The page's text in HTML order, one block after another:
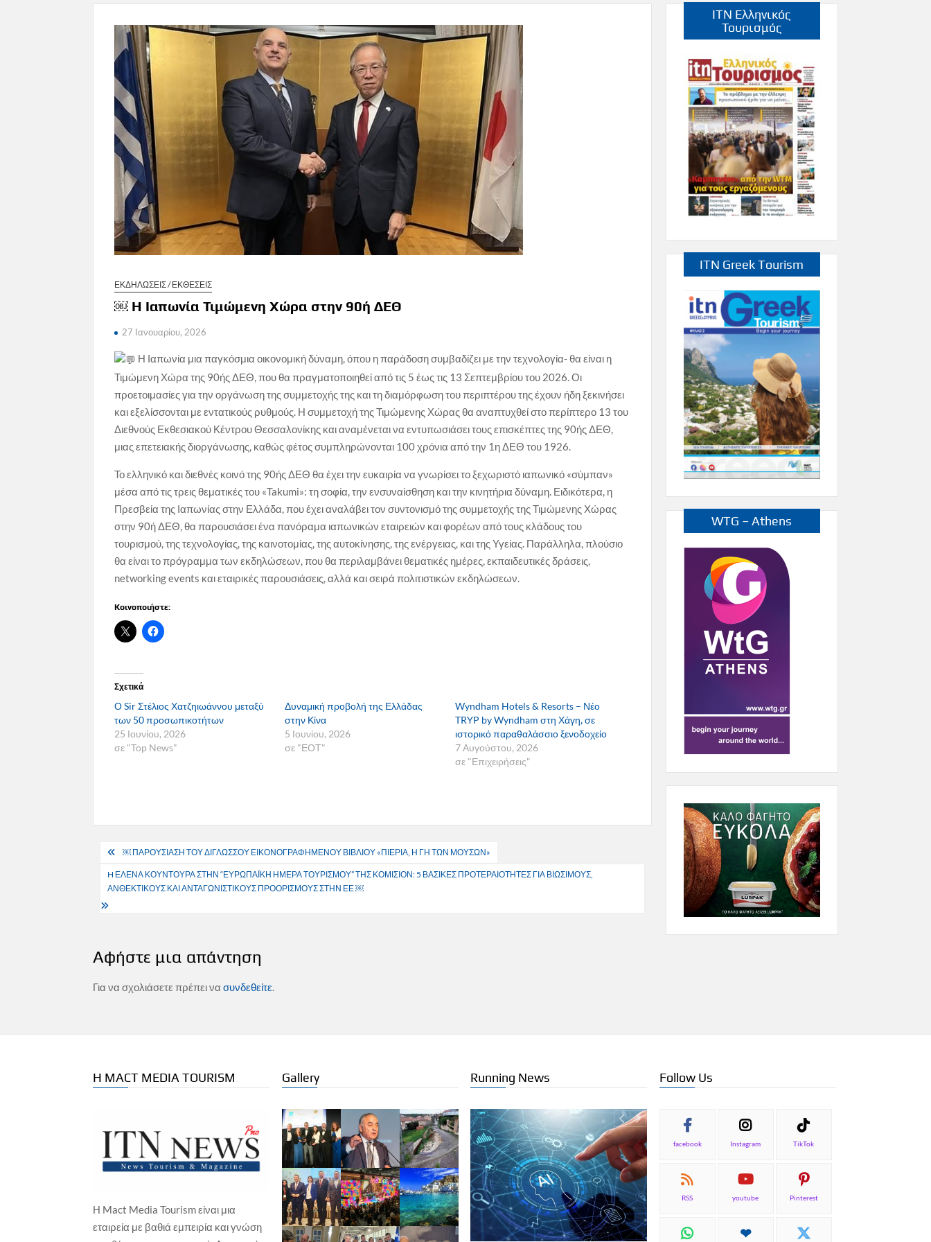
ΕΚΔΗΛΩΣΕΙΣ / ΕΚΘΕΣΕΙΣ
￼ Η Ιαπωνία Τιμώμενη Χώρα στην 90ή ΔΕΘ
27 Ιανουαρίου, 2026
Η Ιαπωνία μια παγκόσμια οικονομική δύναμη, όπου η παράδοση συμβαδίζει με την τεχνολογία- θα είναι η
Τιμώμενη Χώρα της 90ής ΔΕΘ, που θα πραγματοποιηθεί από τις 5 έως τις 13 Σεπτεμβρίου του 2026. Οι
προετοιμασίες για την οργάνωση της συμμετοχής της και τη διαμόρφωση του περιπτέρου της έχουν ήδη ξεκινήσει
και εξελίσσονται με εντατικούς ρυθμούς. Η συμμετοχή της Τιμώμενης Χώρας θα αναπτυχθεί στο περίπτερο 13 του
Διεθνούς Εκθεσιακού Κέντρου Θεσσαλονίκης και αναμένεται να εντυπωσιάσει τους επισκέπτες της 90ής ΔΕΘ,
μιας επετειακής διοργάνωσης, καθώς φέτος συμπληρώνονται 100 χρόνια από την 1η ΔΕΘ του 1926.
Το ελληνικό και διεθνές κοινό της 90ής ΔΕΘ θα έχει την ευκαιρία να γνωρίσει το ξεχωριστό ιαπωνικό «σύμπαν»
μέσα από τις τρεις θεματικές του «Takumi»: τη σοφία, την ενσυναίσθηση και την κινητήρια δύναμη. Ειδικότερα, η
Πρεσβεία της Ιαπωνίας στην Ελλάδα, που έχει αναλάβει τον συντονισμό της συμμετοχής της Τιμώμενης Χώρας
στην 90ή ΔΕΘ, θα παρουσιάσει ένα πανόραμα ιαπωνικών εταιρειών και φορέων από τους κλάδους του
τουρισμού, της τεχνολογίας, της καινοτομίας, της αυτοκίνησης, της ενέργειας, και της Υγείας. Παράλληλα, πλούσιο
θα είναι το πρόγραμμα των εκδηλώσεων, που θα περιλαμβάνει θεματικές ημέρες, εκπαιδευτικές δράσεις,
networking events και εταιρικές παρουσιάσεις, αλλά και σειρά πολιτιστικών εκδηλώσεων.
Κοινοποιήστε:
Σχετικά
Ο Sir Στέλιος Χατζηιωάννου μεταξύ
των 50 προσωπικοτήτων
25 Ιουνίου, 2026
σε "Top News"
Δυναμική προβολή της Ελλάδας
στην Κίνα
5 Ιουνίου, 2026
σε "ΕΟΤ"
Wyndham Hotels & Resorts – Νέο
TRYP by Wyndham στη Χάγη, σε
ιστορικό παραθαλάσσιο ξενοδοχείο
7 Αυγούστου, 2026
σε "Επιχειρήσεις"
Πλοήγηση
άρθρων
￼ ΠΑΡΟΥΣΙΑΣΗ ΤΟΥ ΔΙΓΛΩΣΣΟΥ ΕΙΚΟΝΟΓΡΑΦΗΜΕΝΟΥ ΒΙΒΛΙΟΥ «ΠΙΕΡΙΑ, Η ΓΗ ΤΩΝ ΜΟΥΣΩΝ»
H ΕΛΕΝΑ ΚΟΥΝΤΟΥΡΑ ΣΤΗΝ “ΕΥΡΩΠΑΪΚΗ ΗΜΕΡΑ ΤΟΥΡΙΣΜΟΥ” ΤΗΣ ΚΟΜΙΣΙΟΝ: 5 ΒΑΣΙΚΕΣ ΠΡΟΤΕΡΑΙΟΤΗΤΕΣ ΓΙΑ ΒΙΩΣΙΜΟΥΣ,
ΑΝΘΕΚΤΙΚΟΥΣ ΚΑΙ ΑΝΤΑΓΩΝΙΣΤΙΚΟΥΣ ΠΡΟΟΡΙΣΜΟΥΣ ΣΤΗΝ ΕΕ ￼
Αφήστε μια απάντηση
Για να σχολιάσετε πρέπει νασυνδεθείτε.
ITN Ελληνικός
Τουρισμός
ITN Greek Tourism
WTG – Athens
Η MACT MEDIA TOURISM
Η Mact Media Tourism είναι μια
εταιρεία με βαθιά εμπειρία και γνώση
Gallery Running News
TOP NEWS
Follow Us
facebook Instagram TikTok
RSS youtube Pinterest